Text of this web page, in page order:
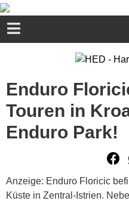
Enduro
Touren in
Enduro Park!
Anzeige: Enduro Floricic
Küste in Zentral-Istrien.